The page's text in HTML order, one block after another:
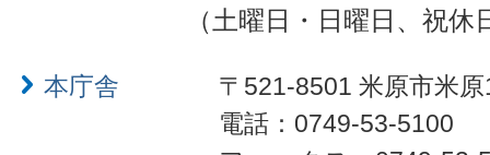
（土曜日・日曜日、祝
本庁舎
〒521-8501 米原市米
電話：0749-53-5100